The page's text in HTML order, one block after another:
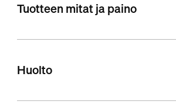
Tuotteen mitat ja paino
Huolto